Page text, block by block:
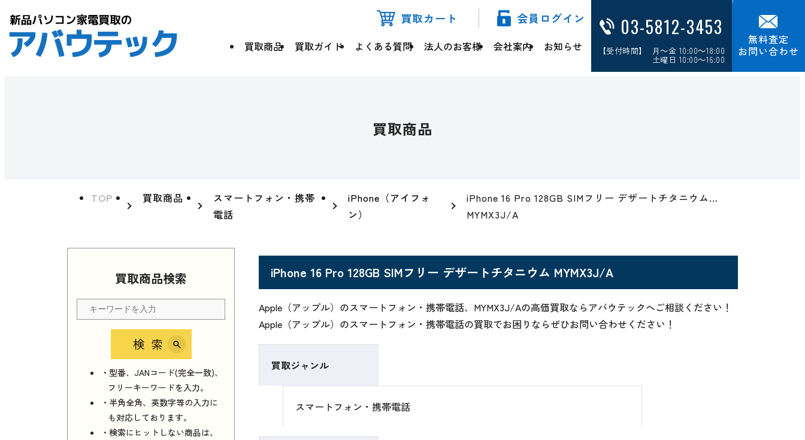
買取カート 会員ログイン
買取商品 買取ガイド よくある質問 法人のお客様 会社案内 お知らせ
03-5812-3453
【受付時間】 月～金 10:00～18:00
土曜日 10:00～16:00
無料査定
お問い合わせ
買取商品
TOP 買取商品
スマートフォン・携帯
電話
iPhone（アイフォ
ン）
iPhone 16 Pro 128GB SIMフリー デザートチタニウム
MYMX3J/A
買取商品検索
検索
・型番、JANコード(完全一致)、
フリーキーワードを入力。
・半角全角、英数字等の入力に
も対応しております。
・検索にヒットしない商品は、
iPhone 16 Pro 128GB SIMフリー デザートチタニウム MYMX3J/A
Apple（アップル）のスマートフォン・携帯電話、MYMX3J/Aの高価買取ならアバウテックへご相談ください！
Apple（アップル）のスマートフォン・携帯電話の買取でお困りならぜひお問い合わせください！
買取ジャンル
スマートフォン・携帯電話